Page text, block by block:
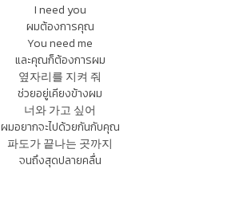
I need you
ผมต้องการคุณ
You need me
และคุณก็ต้องการผม
옆자리를 지켜 줘
ช่วยอยู่เคียงข้างผม
너와 가고 싶어
ผมอยากจะไปด้วยกันกับคุณ
파도가 끝나는 곳까지
จนถึงสุดปลายคลื่น